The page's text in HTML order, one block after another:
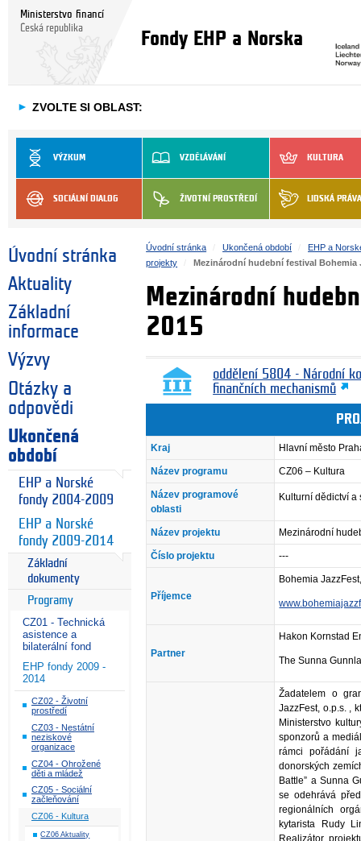
Ministerstvo financí
Česká republika
Fondy EHP a Norska
► ZVOLTE SI OBLAST:
VÝZKUM VZDĚLÁVÁNÍ KULTURA
SOCIÁLNÍ DIALOG ŽIVOTNÍ PROSTŘEDÍ LIDSKÁ PRÁVA
Úvodní stránka
Aktuality
Základní
informace
Výzvy
Otázky a
odpovědi
Ukončená
období
EHP a Norské
fondy 2004-2009
EHP a Norské
fondy 2009-2014
Základní
dokumenty
Programy
CZ01 - Technická
asistence a
bilaterální fond
EHP fondy 2009 -
2014
CZ02 - Životní
prostředí
CZ03 - Nestátní
neziskové
organizace
CZ04 - Ohrožené
děti a mládež
CZ05 - Sociální
začleňování
CZ06 - Kultura
CZ06 Aktuality
Úvodní stránka Ukončená období
EHP a
projekty
Mezinárodní hudební festival Bohemia
Mezinárodní
2015
oddělení 5804 - Národní
finančních mechanismů
Kraj Hlavní město
Název programu CZ06 – Kultura
Název programové
oblasti
Kulturní dědictví a
Název projektu Mezinárodní
Číslo projektu ---
Příjemce
Bohemia
Partner
Hakon Kornstad
The Sunna
Žadatelem o
JazzFest, o.p.s. ,
Ministerstvo
sponzorů a
rámci pořádání
donorských
Battle” a Sunna
se odehrává
regionálních
kytarista Rudy
Realizátor